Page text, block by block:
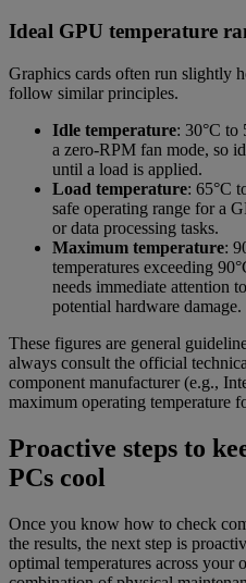
Ideal GPU temperature
Graphics cards often run slightly
follow similar principles.
Idle temperature: 30°C to
a zero-RPM fan mode, so
until a load is applied.
Load temperature: 65°C
safe operating range for a
or data processing tasks.
Maximum temperature:
temperatures exceeding
needs immediate attention
potential hardware damage.
These figures are general
always consult the official
component manufacturer (e.g.,
maximum operating temperature
Proactive steps to
PCs cool
Once you know how to check
the results, the next step is
optimal temperatures across your